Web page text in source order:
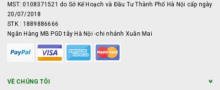
MST: 0108371521 do Sở Kế Hoạch và Đầu Tư Thành Phố Hà Nội cấp ngày
20/07/2018
STK : 1889886666
Ngân Hàng MB PGD tây Hà Nội -chi nhánh Xuân Mai
VỀ CHÚNG TÔI